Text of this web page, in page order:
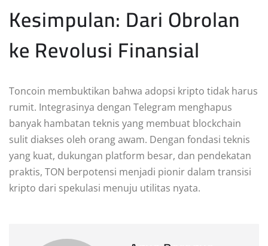
Kesimpulan: Dari Obrolan
ke Revolusi Finansial
Toncoin membuktikan bahwa adopsi kripto tidak harus
rumit. Integrasinya dengan Telegram menghapus
banyak hambatan teknis yang membuat blockchain
sulit diakses oleh orang awam. Dengan fondasi teknis
yang kuat, dukungan platform besar, dan pendekatan
praktis, TON berpotensi menjadi pionir dalam transisi
kripto dari spekulasi menuju utilitas nyata.